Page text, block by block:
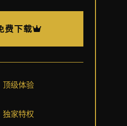
费下载
顶级体验
独家特权